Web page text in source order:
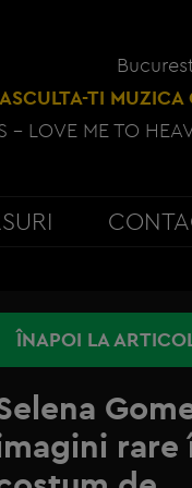
ASCULTA-TI MUZICA
ÎNAPOI LA
rare